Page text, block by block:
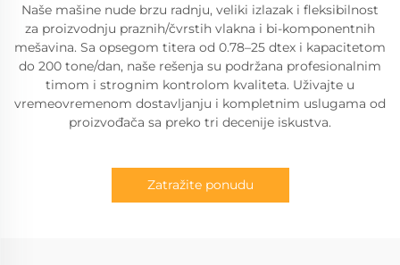
Naše mašine nude brzu radnju, veliki izlazak i fleksibilnost
za proizvodnju praznih/čvrstih vlakna i bi-komponentnih
mešavina. Sa opsegom titera od 0.78–25 dtex i kapacitetom
do 200 tone/dan, naše rešenja su podržana profesionalnim
timom i strognim kontrolom kvaliteta. Uživajte u
vremeovremenom dostavljanju i kompletnim uslugama od
proizvođača sa preko tri decenije iskustva.
Zatražite ponudu